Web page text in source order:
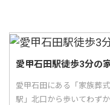
愛甲石田駅徒歩3分の
愛甲石田にある「家族葬
駅」北口から歩いてわず